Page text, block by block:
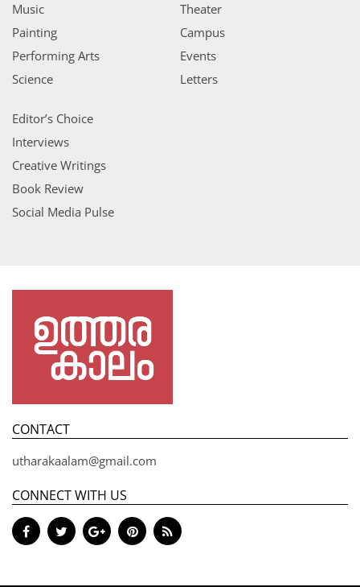
Music
Painting
Performing Arts
Science
Theater
Campus
Events
Letters
Editor’s Choice
Interviews
Creative Writings
Book Review
Social Media Pulse
CONTACT
utharakaalam@gmail.com
CONNECT WITH US